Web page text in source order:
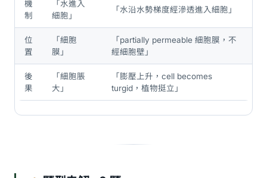
機
制
「水進入
細胞」
「水沿水勢梯度經滲透進入細胞」
位
置
「細胞
膜」
「partially permeable 細胞膜，不
經細胞壁」
後
果
「細胞脹
大」
「膨壓上升，cell becomes
turgid，植物挺立」